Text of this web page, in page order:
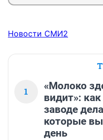
Новости СМИ2
1
«Молоко
видит»:
заводе
которые
день